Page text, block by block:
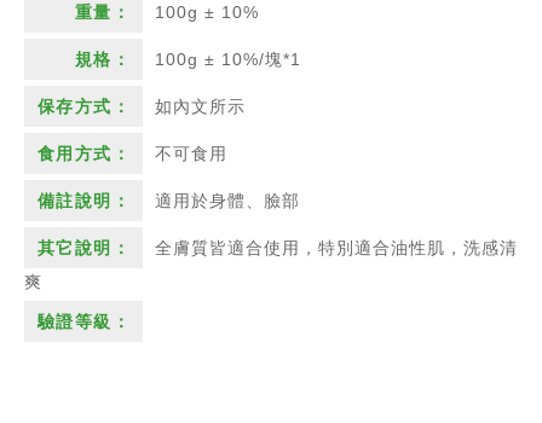
100g ± 10%
100g ± 10%/塊*1
如內文所示
不可食用
適用於身體、臉部
全膚質皆適合使用，特別適合油性肌，洗感清
爽